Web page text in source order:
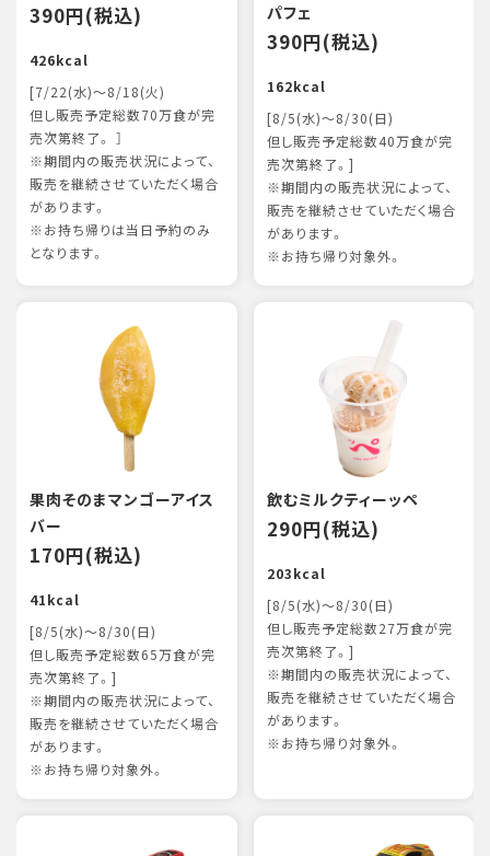
390円(税込)
426kcal
[7/22(水)～8/18(火)
但し販売予定総数70万食が完
売次第終了。 ］
※期間内の販売状況によって、
販売を継続させていただく場合
があります。
※お持ち帰りは当日予約のみ
となります。
パフェ
390円(税込)
162kcal
[8/5(水)～8/30(日)
但し販売予定総数40万食が完
売次第終了。]
※期間内の販売状況によって、
販売を継続させていただく場合
があります。
※お持ち帰り対象外。
果肉そのまマンゴーアイス
バー
170円(税込)
41kcal
[8/5(水)～8/30(日)
但し販売予定総数65万食が完
売次第終了。]
※期間内の販売状況によって、
販売を継続させていただく場合
があります。
※お持ち帰り対象外。
飲むミルクティーッペ
290円(税込)
203kcal
[8/5(水)～8/30(日)
但し販売予定総数27万食が完
売次第終了。]
※期間内の販売状況によって、
販売を継続させていただく場合
があります。
※お持ち帰り対象外。